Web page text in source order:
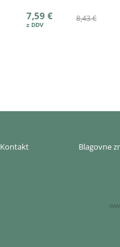
8,43 €
7,59 €
Kontakt Blagovne